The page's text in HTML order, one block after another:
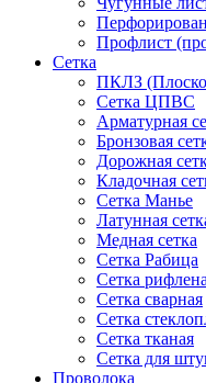
Профлист
Сетка
ПКЛЗ
Сетка ЦПВС
Арматурная
Бронзовая
Дорожная
Кладочная
Сетка Манье
Латунная
Медная сетка
Сетка Рабица
Сетка
Сетка сварная
Сетка
Сетка тканая
Сетка для
Проволока